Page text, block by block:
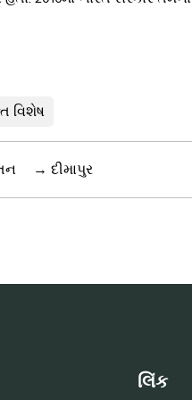
વિશેષ
→ દીમાપુર
લિંક